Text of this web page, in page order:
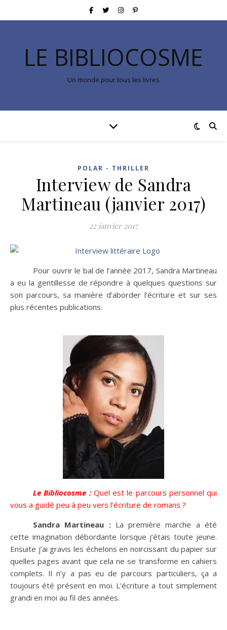
LE BIBLIOCOSME
Un monde pour tous les livres
POLAR - THRILLER
Interview de Sandra
Martineau (janvier 2017)
22 janvier 2017
Pour ouvrir le bal de l’année 2017, Sandra Martineau
a eu la gentillesse de répondre à quelques questions sur
son parcours, sa manière d’aborder l’écriture et sur ses
plus récentes publications.
Le Bibliocosme : Quel est le parcours personnel qui
vous a guidé peu à peu vers l’écriture de romans ?
Sandra Martineau : La première marche a été
cette imagination débordante lorsque j’étais toute jeune.
Ensuite j’ai gravis les échelons en noircissant du papier sur
quelles pages avant que cela ne se transforme en cahiers
complets. Il n’y a pas eu de parcours particuliers, ça a
toujours été présent en moi. L’écriture a tout simplement
grandi en moi au fil des années.